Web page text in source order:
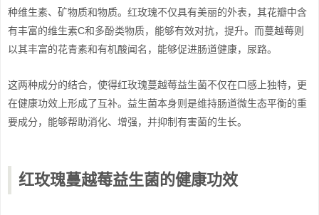
种维生素、矿物质和物质。红玫瑰不仅具有美丽的外表，其花瓣中含
有丰富的维生素C和多酚类物质，能够有效对抗，提升。而蔓越莓则
以其丰富的花青素和有机酸闻名，能够促进肠道健康，尿路。
这两种成分的结合，使得红玫瑰蔓越莓益生菌不仅在口感上独特，更
在健康功效上形成了互补。益生菌本身则是维持肠道微生态平衡的重
要成分，能够帮助消化、增强，并抑制有害菌的生长。
红玫瑰蔓越莓益生菌的健康功效